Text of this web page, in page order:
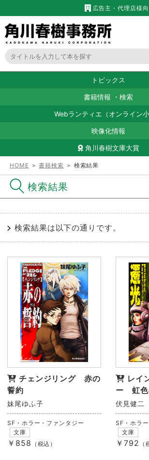
広告主・代理店様
トピックス
書籍情報 ・ 検索
Webランティエ（オンライン小
映像化情報
角川春樹文庫大賞
HOME ＞書籍検索 ＞ 検索結果
検索結果
検索結果は以下の通りです。
チェンジリング 赤の
誓約
妹尾ゆふ子
SF・ホラー・ファンタジー
文庫
￥858 （税込）
レイ
ー 虹色
伏見健二
SF・ホラ
文庫
￥792 （